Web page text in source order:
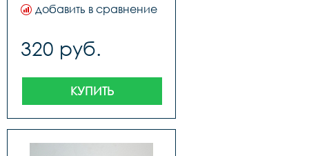
добавить в сравнение
320 руб.
КУПИТЬ